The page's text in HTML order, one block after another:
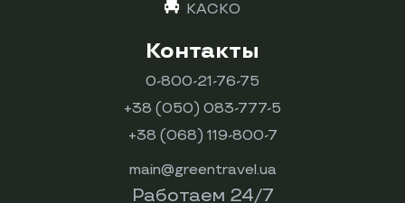
КАСКО
Контакты
0-800-21-76-75
+38 (050) 083-777-5
+38 (068) 119-800-7
main@greentravel.ua
Работаем 24/7